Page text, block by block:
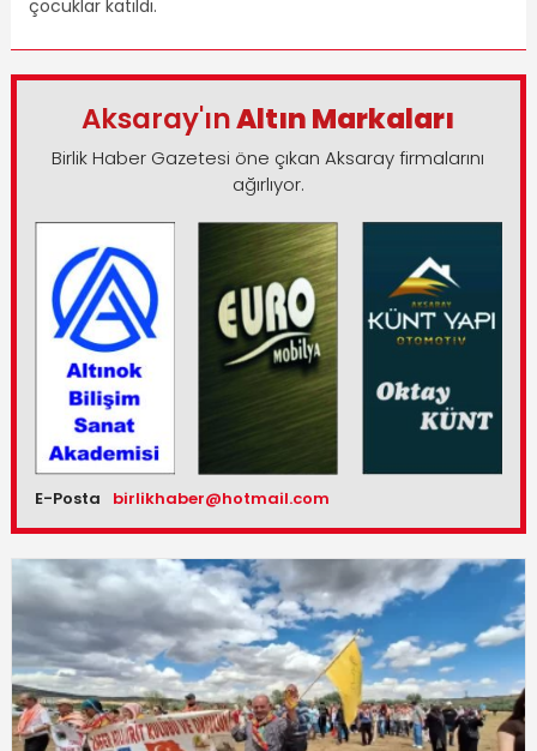
çocuklar katıldı.
Aksaray'ınAltın Markaları
Birlik Haber Gazetesi öne çıkan Aksaray firmalarını
ağırlıyor.
E-Posta birlikhaber@hotmail.com